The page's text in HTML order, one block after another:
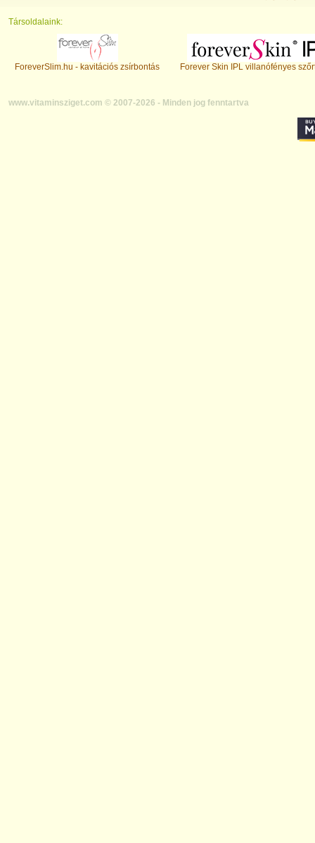
Társoldalaink:
ForeverSlim.hu - kavitációs zsírbontás Forever Skin IPL villanófényes
www.vitaminsziget.com © 2007-2026 - Minden jog fenntartva